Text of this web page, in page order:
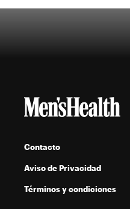
Contacto
Aviso de Privacidad
Términos y condiciones